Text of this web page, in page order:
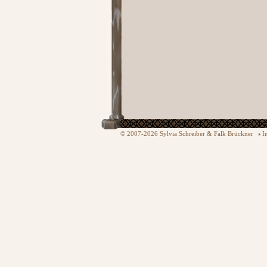
© 2007-2026 Sylvia Schreiber & Falk Brückner